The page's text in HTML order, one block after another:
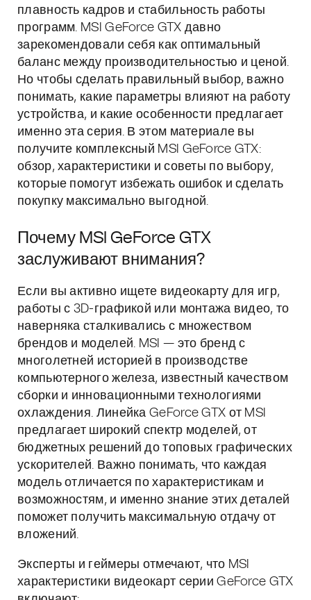
плавность кадров и стабильность работы
программ. MSI GeForce GTX давно
зарекомендовали себя как оптимальный
баланс между производительностью и ценой.
Но чтобы сделать правильный выбор, важно
понимать, какие параметры влияют на работу
устройства, и какие особенности предлагает
именно эта серия. В этом материале вы
получите комплексный MSI GeForce GTX:
обзор, характеристики и советы по выбору,
которые помогут избежать ошибок и сделать
покупку максимально выгодной.
Почему MSI GeForce GTX
заслуживают внимания?
Если вы активно ищете видеокарту для игр,
работы с 3D-графикой или монтажа видео, то
наверняка сталкивались с множеством
брендов и моделей. MSI — это бренд с
многолетней историей в производстве
компьютерного железа, известный качеством
сборки и инновационными технологиями
охлаждения. Линейка GeForce GTX от MSI
предлагает широкий спектр моделей, от
бюджетных решений до топовых графических
ускорителей. Важно понимать, что каждая
модель отличается по характеристикам и
возможностям, и именно знание этих деталей
поможет получить максимальную отдачу от
вложений.
Эксперты и геймеры отмечают, что MSI
характеристики видеокарт серии GeForce GTX